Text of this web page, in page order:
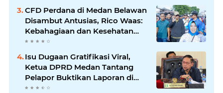
CFD Perdana di Medan Belawan
Disambut Antusias, Rico Waas:
Kebahagiaan dan Kesehatan
Harus Hadir di Seluruh Penjuru
Isu Dugaan Gratifikasi Viral,
Ketua DPRD Medan Tantang
Pelapor Buktikan Laporan di
KPK dan Kejagung